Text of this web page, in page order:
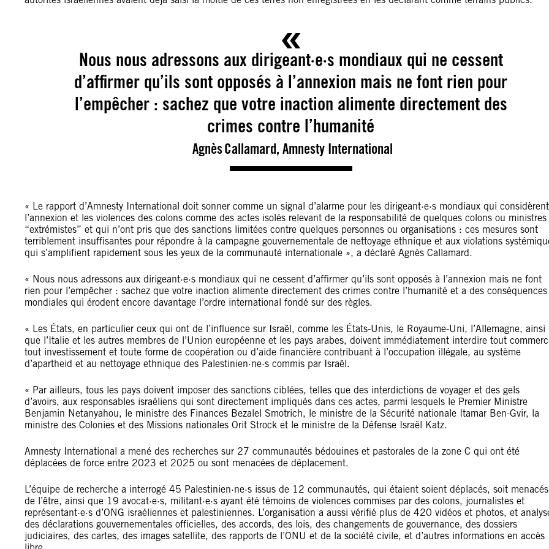
Nous nous adressons aux dirigeant·e·s mondiaux qui ne cessent
d’affirmer qu’ils sont opposés à l’annexion mais ne font rien pour
l’empêcher : sachez que votre inaction alimente directement des
crimes contre l’humanité
Agnès Callamard, Amnesty International
« Le rapport d’Amnesty International doit sonner comme un signal d’alarme pour les dirigeant·e·s mondiaux qui considèrent
l’annexion et les violences des colons comme des actes isolés relevant de la responsabilité de quelques colons ou ministres
“extrémistes” et qui n’ont pris que des sanctions limitées contre quelques personnes ou organisations : ces mesures sont
terriblement insuffisantes pour répondre à la campagne gouvernementale de nettoyage ethnique et aux violations
qui s’amplifient rapidement sous les yeux de la communauté internationale », a déclaré Agnès Callamard.
« Nous nous adressons aux dirigeant·e·s mondiaux qui ne cessent d’affirmer qu’ils sont opposés à l’annexion mais ne font
rien pour l’empêcher : sachez que votre inaction alimente directement des crimes contre l’humanité et a des conséquences
mondiales qui érodent encore davantage l’ordre international fondé sur des règles.
« Les États, en particulier ceux qui ont de l’influence sur Israël, comme les États-Unis, le Royaume-Uni, l’Allemagne, ainsi
que l’Italie et les autres membres de l’Union européenne et les pays arabes, doivent immédiatement interdire tout
tout investissement et toute forme de coopération ou d’aide financière contribuant à l’occupation illégale, au système
d’apartheid et au nettoyage ethnique des Palestinien·ne·s commis par Israël.
« Par ailleurs, tous les pays doivent imposer des sanctions ciblées, telles que des interdictions de voyager et des gels
d’avoirs, aux responsables israéliens qui sont directement impliqués dans ces actes, parmi lesquels le Premier Ministre
Benjamin Netanyahou, le ministre des Finances Bezalel Smotrich, le ministre de la Sécurité nationale Itamar Ben-Gvir, la
ministre des Colonies et des Missions nationales Orit Strock et le ministre de la Défense Israël Katz.
Amnesty International a mené des recherches sur 27 communautés bédouines et pastorales de la zone C qui ont été
déplacées de force entre 2023 et 2025 ou sont menacées de déplacement.
L’équipe de recherche a interrogé 45 Palestinien·ne·s issus de 12 communautés, qui étaient soient déplacés, soit menacés
de l’être, ainsi que 19 avocat·e·s, militant·e·s ayant été témoins de violences commises par des colons, journalistes et
représentant·e·s d’ONG israéliennes et palestiniennes. L’organisation a aussi vérifié plus de 420 vidéos et photos, et
des déclarations gouvernementales officielles, des accords, des lois, des changements de gouvernance, des dossiers
judiciaires, des cartes, des images satellite, des rapports de l’ONU et de la société civile, et d’autres informations en accès